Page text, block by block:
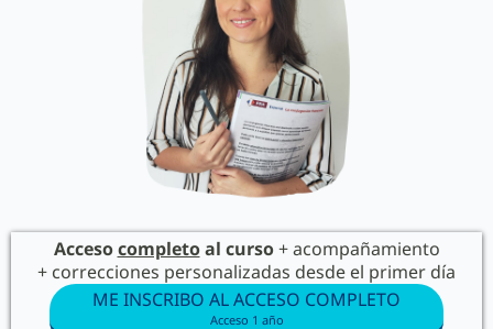
Accesocompletoal curso+ acompañamiento
+ correcciones personalizadas desde el primer día
ME INSCRIBO AL ACCESO COMPLETO
Acceso 1 año